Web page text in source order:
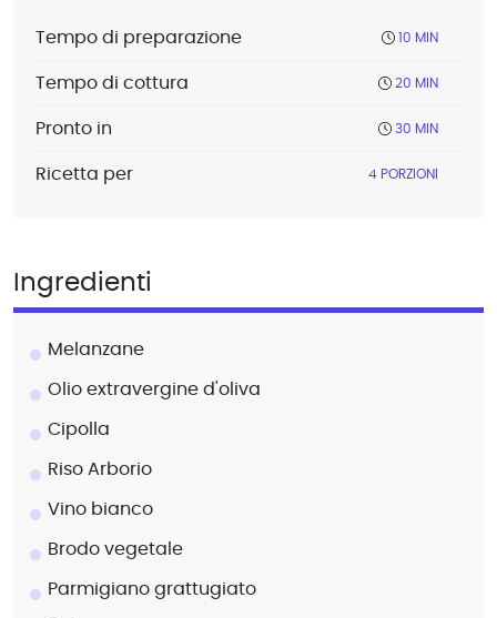
Tempo di preparazione 10 MIN
Tempo di cottura 20 MIN
Pronto in 30 MIN
Ricetta per 4 PORZIONI
Ingredienti
Melanzane
Olio extravergine d'oliva
Cipolla
Riso Arborio
Vino bianco
Brodo vegetale
Parmigiano grattugiato